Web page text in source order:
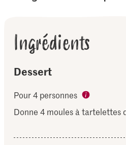
Ingrédients
Dessert
Pour 4 personnes
Donne 4 moules à tartelettes